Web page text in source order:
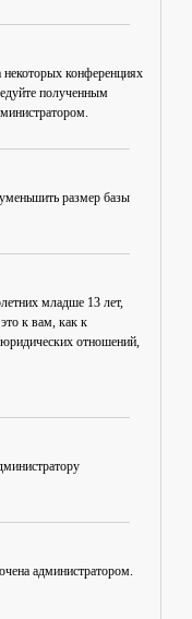
конференциях
полученным
размер базы
младше 13 лет,
к вам, как к
отношений,
администратором.